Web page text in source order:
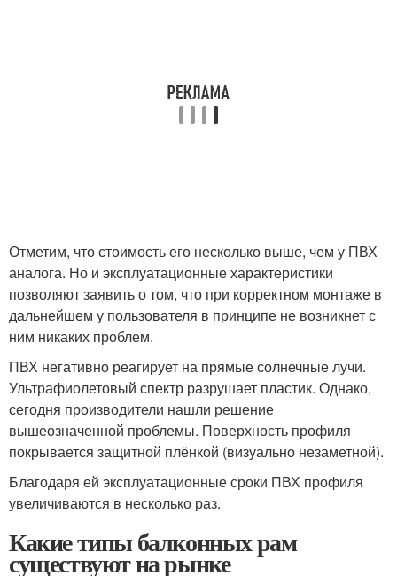
Отметим, что стоимость его несколько выше, чем у ПВХ
аналога. Но и эксплуатационные характеристики
позволяют заявить о том, что при корректном монтаже в
дальнейшем у пользователя в принципе не возникнет с
ним никаких проблем.
ПВХ негативно реагирует на прямые солнечные лучи.
Ультрафиолетовый спектр разрушает пластик. Однако,
сегодня производители нашли решение
вышеозначенной проблемы. Поверхность профиля
покрывается защитной плёнкой (визуально незаметной).
Благодаря ей эксплуатационные сроки ПВХ профиля
увеличиваются в несколько раз.
Какие типы балконных рам
существуют на рынке